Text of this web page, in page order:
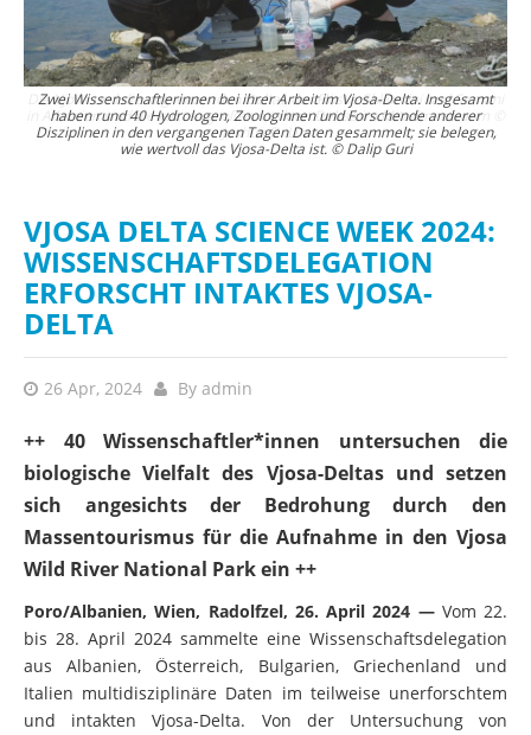
Zwei Wissenschaftlerinnen bei ihrer Arbeit im Vjosa-Delta. Insgesamt
haben rund 40 Hydrologen, Zoologinnen und Forschende anderer
Disziplinen in den vergangenen Tagen Daten gesammelt; sie belegen,
wie wertvoll das Vjosa-Delta ist. © Dalip Guri
VJOSA DELTA SCIENCE WEEK 2024:
WISSENSCHAFTSDELEGATION
ERFORSCHT INTAKTES VJOSA-
DELTA
26 Apr, 2024 By admin
++ 40 Wissenschaftler*innen untersuchen die
biologische Vielfalt des Vjosa-Deltas und setzen
sich angesichts der Bedrohung durch den
Massentourismus für die Aufnahme in den Vjosa
Wild River National Park ein ++
Poro/Albanien, Wien, Radolfzel, 26. April 2024 —Vom 22.
bis 28. April 2024 sammelte eine Wissenschaftsdelegation
aus Albanien, Österreich, Bulgarien, Griechenland und
Italien multidisziplinäre Daten im teilweise unerforschtem
und intakten Vjosa-Delta. Von der Untersuchung von